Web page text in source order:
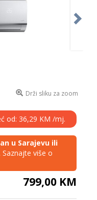
Drži sliku za zoom
od: 36,29 KM /mj.
u Sarajevu ili
. Saznajte više o
799,00 KM